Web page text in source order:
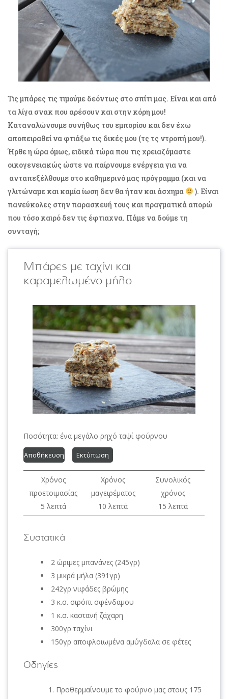
Τις μπάρες τις τιμούμε δεόντως στο σπίτι μας. Είναι και από
τα λίγα σνακ που αρέσουν και στην κόρη μου!
Καταναλώνουμε συνήθως του εμπορίου και δεν έχω
αποπειραθεί να φτιάξω τις δικές μου (τς τς ντροπή μου!).
Ήρθε η ώρα όμως, ειδικά τώρα που τις χρειαζόμαστε
οικογενειακώς ώστε να παίρνουμε ενέργεια για να
ανταπεξέλθουμε στο καθημερινό μας πρόγραμμα (και να
γλιτώναμε και καμία ίωση δεν θα ήταν και άσχημα
). Είναι
πανεύκολες στην παρασκευή τους και πραγματικά απορώ
που τόσο καιρό δεν τις έφτιαχνα. Πάμε να δούμε τη
συνταγή;
Μπάρες με ταχίνι και
καραμελωμένο μήλο
Ποσότητα: ένα μεγάλο ρηχό ταψί φούρνου
Αποθήκευση Εκτύπωση
Χρόνος
προετοιμασίας
5 λεπτά
Χρόνος
μαγειρέματος
10 λεπτά
Συνολικός
χρόνος
15 λεπτά
Συστατικά
2 ώριμες μπανάνες (245γρ)
3 μικρά μήλα (391γρ)
242γρ νιφάδες βρώμης
3 κ.σ. σιρόπι σφένδαμου
1 κ.σ. καστανή ζάχαρη
300γρ ταχίνι
150γρ αποφλοιωμένα αμύγδαλα σε φέτες
Οδηγίες
Προθερμαίνουμε το φούρνο μας στους 175